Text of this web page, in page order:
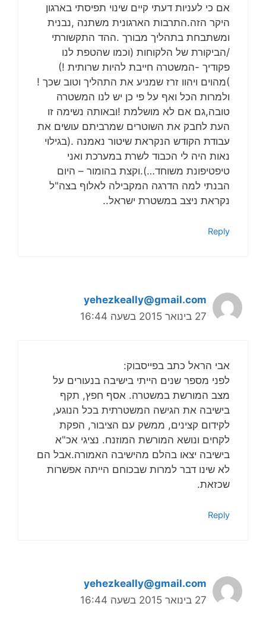
אם כי לעניות דעתי קיים שינוי תפיסתי בארגון
היקר הזה.התרבות הארגונית משתנה ,נבנית
ומשתבחת בתהליך מבורך .ההד התקשורתי
/הביקורת של הלקוחות (וכמו שהטפת לנו
פקודיך -המשטרה חייבת להיות שרותית !)
)מהוים ויהוו זרז שמניע את התהליך וטוב שכך !
ולמרות הכל ואף על פי כן יש לנו המשטרה
טובה,גם אם לא מושלמת !ובאותה נשימה זו
העת לחבק את השוטרים שמרביתם עושים את
עבודת הקודש הנקראת שיטור נאמנה .(בגילוי
נאות היה לי הכבוד לשרת במערכת ואני
טיפטיפונת משוחד…).וקצת בהומור – היום
הבנתי למה הדרגה המקבילה לאלוף בצה"ל
נקראת ניצב במשטרת ישראל..
Reply
yehezkeally@gmail.com
27 בינואר 2015 בשעה 16:44
אבי הראל כתב בפייסבוק:
לפני מספר שנים הייתי בישיבה בנעורים על
מצב המורשת במשטרה. אסף חפץ, תקף
בישיבה את הגישה המשטרתית בכל הנוגע,
לקידום קצינים, ממשק עם הציבור, הפקת
לקחים ונושא המורשת המוזנח. נציגי אכ"א
בישיבה יצאו בהלם מהישיבה האמורה.אבל הם
לא שינו דבר למרות שבכוחם הייתה אפשרות
שכזאת.
Reply
yehezkeally@gmail.com
27 בינואר 2015 בשעה 16:44